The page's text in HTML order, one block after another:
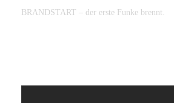
BRANDSTART – der erste Funke brennt.